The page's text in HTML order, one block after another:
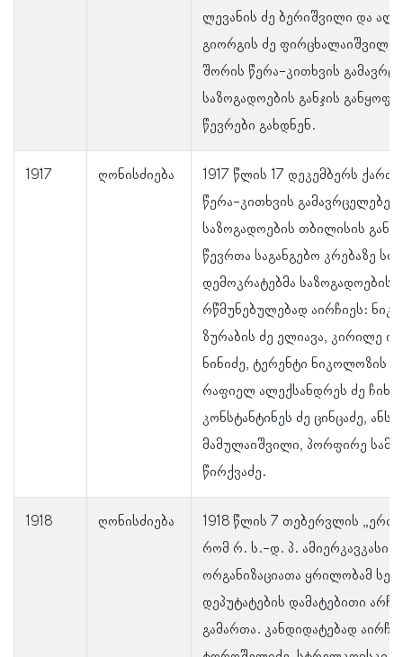
ლევანის ძე ბერიშვილი და
გიორგის ძე
შორის წერა-კითხვის
საზოგადოების განჯის
წევრები გახდნენ.
1917 ღონისძიება
1917 წლის 17 დეკემბერს
წერა-კითხვის
საზოგადოების თბილისის
წევრთა საგანგებო კრებაზე
დემოკრატებმა საზოგადოების
რწმუნებულებად აირჩიეს:
ზურაბის ძე ელიავა, კირილე
ნინიძე, ტერენტი ნიკოლოზის
რაფიელ ალექსანდრეს ძე
კონსტანტინეს ძე ცინცაძე,
მამულაიშვილი, პორფირე
წირქვაძე.
1918 ღონისძიება
1918 წლის 7 თებერვლის
რომ რ. ს.-დ. პ. ამიერკავკასიის
ორგანიზაციათა ყრილობამ
დეპუტატების დამატებითი
გამართა. კანდიდატებად